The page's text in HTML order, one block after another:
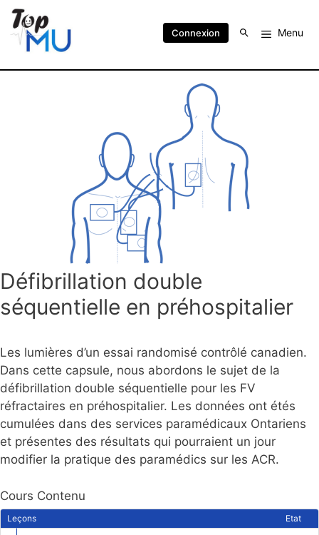
Connexion Menu
Défibrillation double
séquentielle en préhospitalier
Les lumières d’un essai randomisé contrôlé canadien.
Dans cette capsule, nous abordons le sujet de la
défibrillation double séquentielle pour les FV
réfractaires en préhospitalier. Les données ont étés
cumulées dans des services paramédicaux Ontariens
et présentes des résultats qui pourraient un jour
modifier la pratique des paramédics sur les ACR.
Cours Contenu
Leçons Etat